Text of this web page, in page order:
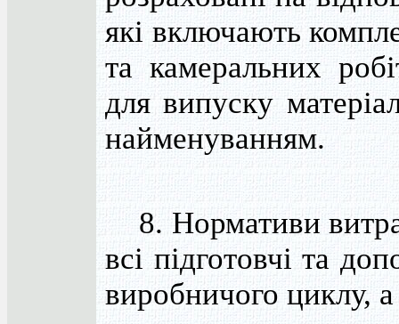
які включають
та камеральних
для випуску
найменуванням.
8. Нормативи
всі підготовчі та
виробничого циклу,